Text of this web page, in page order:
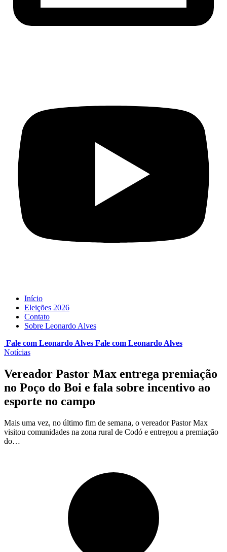
Início
Eleições 2026
Contato
Sobre Leonardo Alves
Fale com Leonardo Alves Fale com Leonardo Alves
Notícias
Vereador Pastor Max entrega premiação
no Poço do Boi e fala sobre incentivo ao
esporte no campo
Mais uma vez, no último fim de semana, o vereador Pastor Max
visitou comunidades na zona rural de Codó e entregou a premiação
do…